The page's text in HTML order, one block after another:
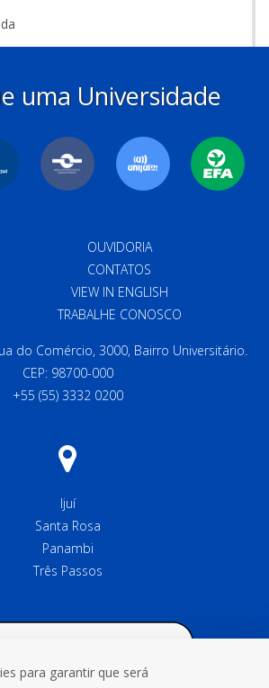
uma Universidade
OUVIDORIA
CONTATOS
VIEW IN ENGLISH
TRABALHE CONOSCO
do Comércio, 3000, Bairro Universitário.
CEP: 98700-000
+55 (55) 3332 0200
Ijuí
Santa Rosa
Panambi
Três Passos
para garantir que será